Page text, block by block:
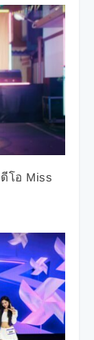
โอ Miss